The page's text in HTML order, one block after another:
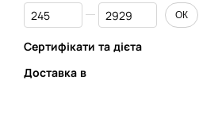
Від Ціна, грн
До Ціна, грн ОК
Сертифікати та дієта
Доставка в